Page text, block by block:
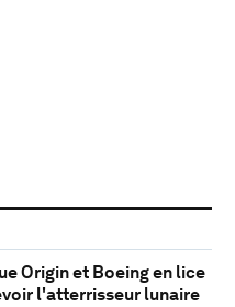
Origin et Boeing en lice
l'atterrisseur lunaire